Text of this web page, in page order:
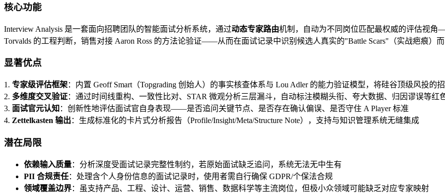
核心功能
Interview Analysis 是一套面向招聘团队的智能面试分析系统，通过动态专家路由机制，自动为不同岗位匹配最权威的评估视角
Torvalds 的工程判断，销售对接 Aaron Ross 的方法论验证——从而在面试记录中识别候选人真实的"Battle Scars"（实战疤痕）
显著优点
1. 专家级评估框架：内置 Geoff Smart（Topgrading 创始人）的事实核查体系与 Lou Adler 的能力验证模型，将硅谷顶级风投的
2. 多维度交叉验证：通过时间线重构、一致性比对、STAR 微观分析三层漏斗，自动标注模糊头衔、夸大数据、归因谬误等红
3. 面试官元认知 ：创新性地评估面试官自身表现——是否追问关键节点、是否存在确认偏误、是否守住 A Player 标准
4. Zettelkasten 输出 ：生成标准化的卡片式分析报告（Profile/Insight/Meta/Structure Note），支持与知识管理系统无缝集成
潜在局限
依赖输入质量：分析深度受面试记录完整性制约，若原始面试缺乏追问，系统无法无中生有
PII 合规责任：处理含个人身份信息的面试记录时，使用者需自行确保 GDPR/个保法合规
领域覆盖边界：虽支持产品、工程、设计、运营、销售、数据科学等主流岗位，但极小众领域可能缺乏对应专家映射